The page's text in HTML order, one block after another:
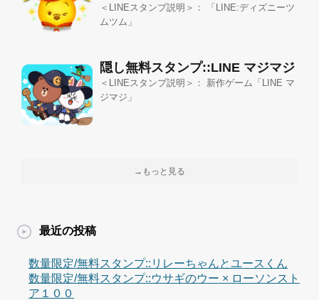
＜LINEスタンプ説明＞： 「LINE:ディズニーツ
ムツム」
隠し無料スタンプ::LINE マジマジ
＜LINEスタンプ説明＞： 新作ゲーム「LINE マ
ジマジ」
→もっと見る
最近の投稿
数量限定/無料スタンプ::リレーちゃんとユースくん
数量限定/無料スタンプ::ウサギのウー × ローソンスト
ア１００